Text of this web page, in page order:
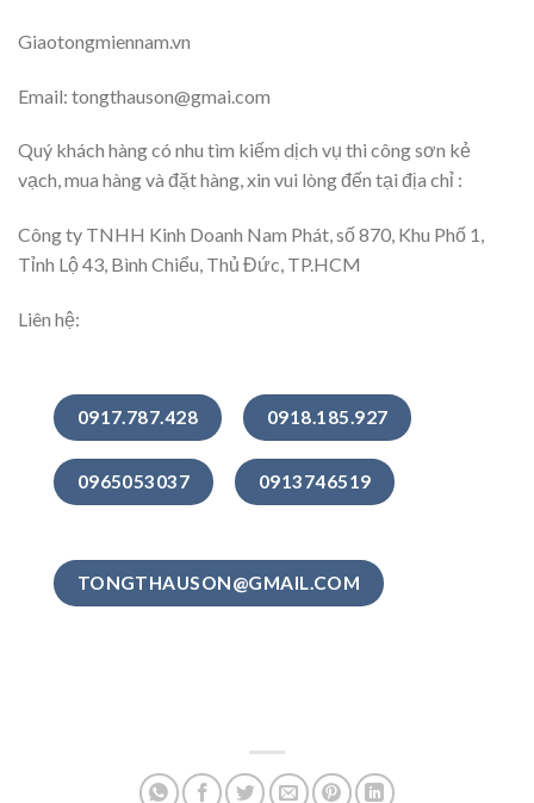
Giaotongmiennam.vn
Email: tongthauson@gmai.com
Quý khách hàng có nhu tìm kiếm dịch vụ thi công sơn kẻ
vạch, mua hàng và đặt hàng, xin vui lòng đến tại địa chỉ :
Công ty TNHH Kinh Doanh Nam Phát, số 870, Khu Phố 1,
Tỉnh Lộ 43, Bình Chiểu, Thủ Đức, TP.HCM
Liên hệ:
0917.787.428 0918.185.927
0965053037 0913746519
TONGTHAUSON@GMAIL.COM